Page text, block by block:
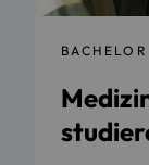
BACHELOR